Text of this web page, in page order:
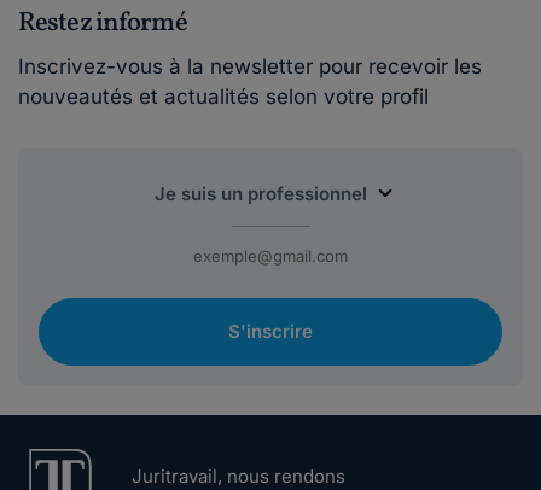
Restez informé
Inscrivez-vous à la newsletter pour recevoir les
nouveautés et actualités selon votre profil
S'inscrire
Juritravail, nous rendons